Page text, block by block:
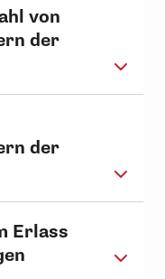
von
der
der
Erlass